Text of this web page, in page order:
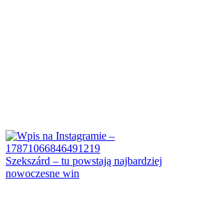
Szekszárd – tu powstają najbardziej
nowoczesne win